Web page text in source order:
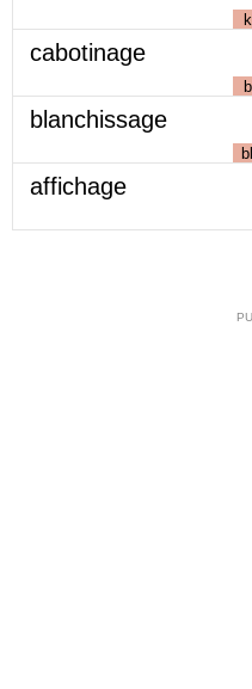
k
cabotinage
b
blanchissage
bl
affichage